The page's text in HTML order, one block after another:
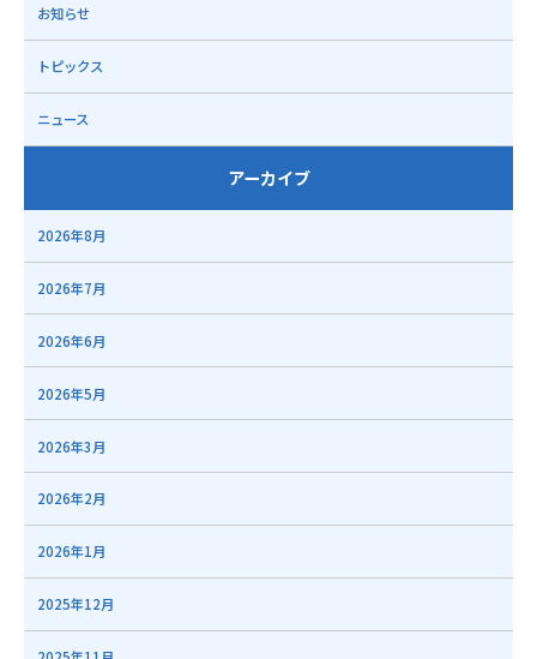
お知らせ
トピックス
ニュース
アーカイブ
2026年8月
2026年7月
2026年6月
2026年5月
2026年3月
2026年2月
2026年1月
2025年12月